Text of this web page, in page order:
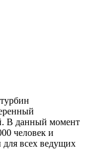
В данный момент
человек и
для всех ведущих